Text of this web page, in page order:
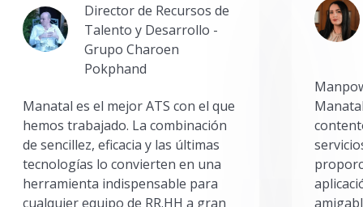
Director de Recursos de
Talento y Desarrollo -
Grupo Charoen
Pokphand
Manatal es el mejor ATS con el que
hemos trabajado. La combinación
de sencillez, eficacia y las últimas
tecnologías lo convierten en una
herramienta indispensable para
cualquier equipo de RR.HH a gran